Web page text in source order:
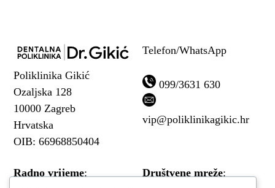
Poliklinika Gikić
Ozaljska 128
10000 Zagreb
Hrvatska
OIB: 66968850404
Telefon/WhatsApp
099/3631 630
vip@poliklinikagikic.hr
Radno vrijeme: Društvene mreže: